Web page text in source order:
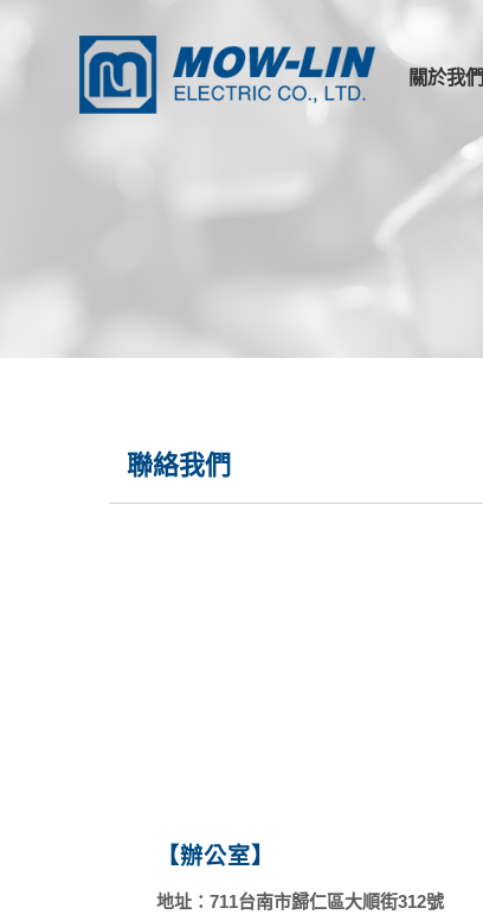
關於我們
公司簡介
相關證書
聯絡我們
【辦公室】
地址：711台南市歸仁區大順街312號